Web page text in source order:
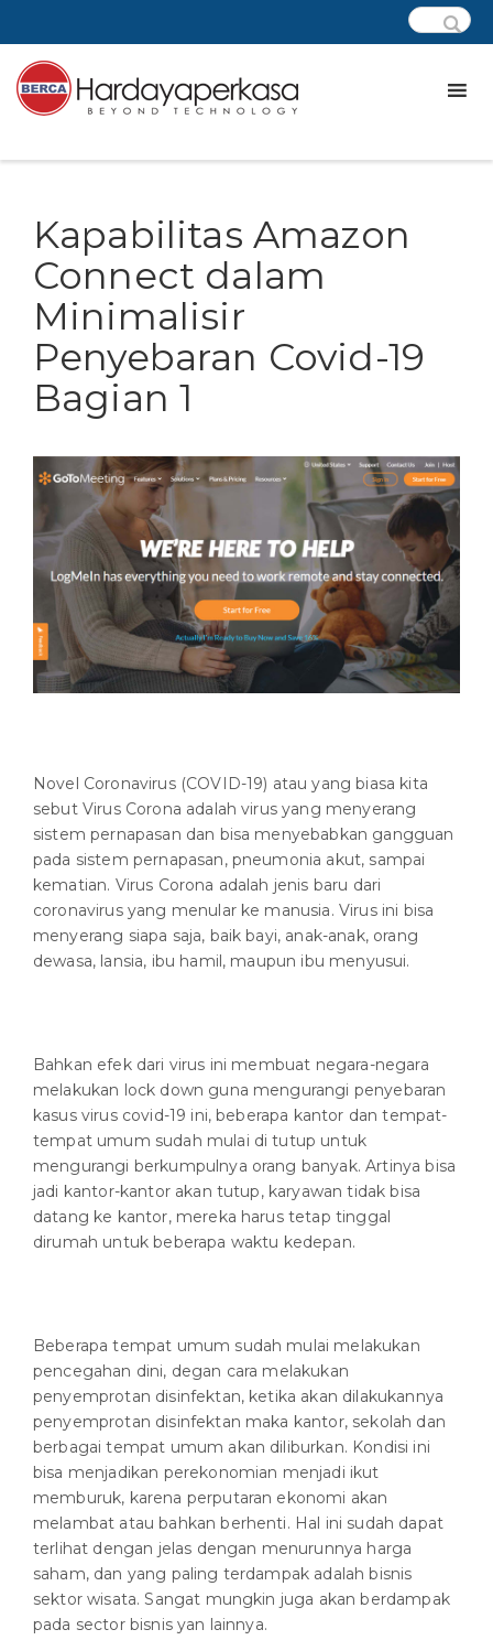
Kapabilitas Amazon
Connect dalam
Minimalisir
Penyebaran Covid-19
Bagian 1
Novel Coronavirus (COVID-19) atau yang biasa kita
sebut Virus Corona adalah virus yang menyerang
sistem pernapasan dan bisa menyebabkan gangguan
pada sistem pernapasan, pneumonia akut, sampai
kematian. Virus Corona adalah jenis baru dari
coronavirus yang menular ke manusia. Virus ini bisa
menyerang siapa saja, baik bayi, anak-anak, orang
dewasa, lansia, ibu hamil, maupun ibu menyusui.
Bahkan efek dari virus ini membuat negara-negara
melakukan lock down guna mengurangi penyebaran
kasus virus covid-19 ini, beberapa kantor dan tempat-
tempat umum sudah mulai di tutup untuk
mengurangi berkumpulnya orang banyak. Artinya bisa
jadi kantor-kantor akan tutup, karyawan tidak bisa
datang ke kantor, mereka harus tetap tinggal
dirumah untuk beberapa waktu kedepan.
Beberapa tempat umum sudah mulai melakukan
pencegahan dini, degan cara melakukan
penyemprotan disinfektan, ketika akan dilakukannya
penyemprotan disinfektan maka kantor, sekolah dan
berbagai tempat umum akan diliburkan. Kondisi ini
bisa menjadikan perekonomian menjadi ikut
memburuk, karena perputaran ekonomi akan
melambat atau bahkan berhenti. Hal ini sudah dapat
terlihat dengan jelas dengan menurunnya harga
saham, dan yang paling terdampak adalah bisnis
sektor wisata. Sangat mungkin juga akan berdampak
pada sector bisnis yan lainnya.